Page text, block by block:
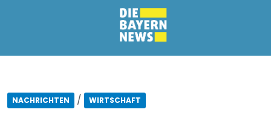
NACHRICHTEN / WIRTSCHAFT